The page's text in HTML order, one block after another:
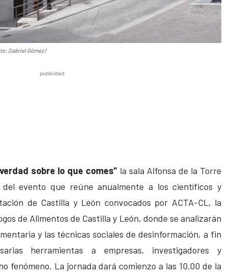
Gabriel Gómez |
publicidad
sobre lo que comes” la sala Alfonsa de la Torre
evento que reúne anualmente a los científicos y
de Castilla y León convocados por ACTA-CL, la
de Alimentos de Castilla y León, donde se analizarán
y las técnicas sociales de desinformación, a fin
herramientas a empresas, investigadores y
fenómeno. La jornada dará comienzo a las 10.00 de la